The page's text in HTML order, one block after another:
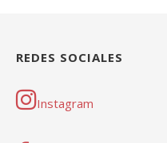
REDES SOCIALES
Instagram